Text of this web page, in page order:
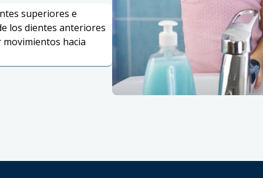
superiores e
los dientes anteriores
hacia